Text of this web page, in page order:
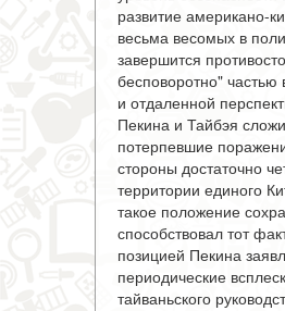
развитие американо-
весьма весомых в
завершится
бесповоротно"
и отдаленной
Пекина и Тайбэя
потерпевшие
стороны достаточно
территории единого
такое положение
способствовал тот
позицией Пекина
периодические
тайваньского